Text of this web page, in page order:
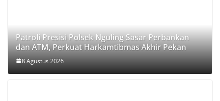
Patroli Presisi Polsek Nguling Sasar Perbankan
dan ATM, Perkuat Harkamtibmas Akhir Pekan
8 Agustus 2026